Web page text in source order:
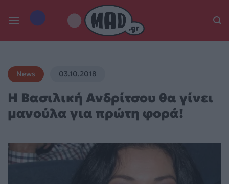
News 03.10.2018
Η Βασιλική Ανδρίτσου θα γίνει
μανούλα για πρώτη φορά!